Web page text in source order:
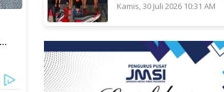
Kamis, 30 Juli 2026 10:31 AM